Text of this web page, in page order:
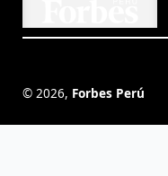
© 2026, Forbes Perú